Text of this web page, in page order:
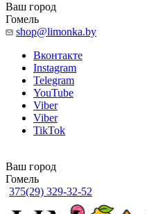
Ваш город
Гомель
shop@limonka.by
Вконтакте
Instagram
Telegram
YouTube
Viber
Viber
TikTok
Ваш город
Гомель
375(29) 329-32-52